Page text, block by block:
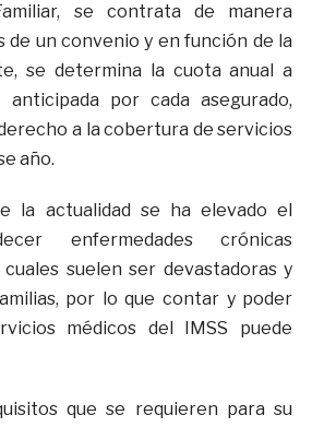
se contrata de manera
de un convenio y en función de la
se determina la cuota anual a
por cada asegurado,
a la cobertura de servicios
año.
la actualidad se ha elevado el
enfermedades crónicas
suelen ser devastadoras y
por lo que contar y poder
médicos del IMSS puede
que se requieren para su